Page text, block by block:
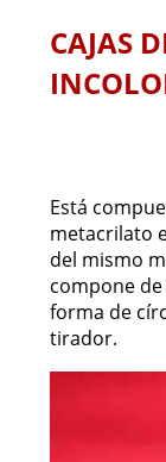
CAJAS
Está
metacrilato
del mismo
compone
forma de
tirador.